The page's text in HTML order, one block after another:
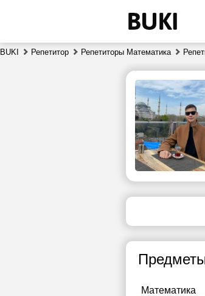
BUKI Репетитор Репетиторы Математика
Математика